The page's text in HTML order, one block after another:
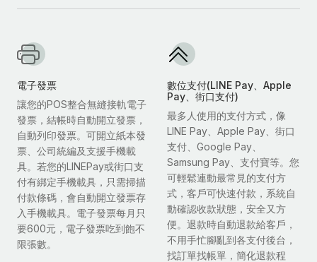
電子發票
讓您的POS整合無縫接軌電子
發票，結帳時自動開立發票，
自動列印發票。可開立紙本發
票、公司統編及支援手機載
具。若您的LINEPay或街口支
付有綁定手機載具，只需掃描
付款條碼，會自動開立發票存
入手機載具。電子發票每月只
要600元，電子發票吃到飽不
限張數。
數位支付(LINE Pay、Apple
Pay、街口支付)
最多人使用的支付方式，像
LINE Pay、Apple Pay、街口
支付、Google Pay、
Samsung Pay、支付寶等。您
可輕鬆連動最常見的支付方
式，客戶可快速付款，系統自
動確認收款狀態，安全又方
便。退款時自動退款給客戶，
不用手忙腳亂到各支付後台，
找訂單找帳單，簡化退款程